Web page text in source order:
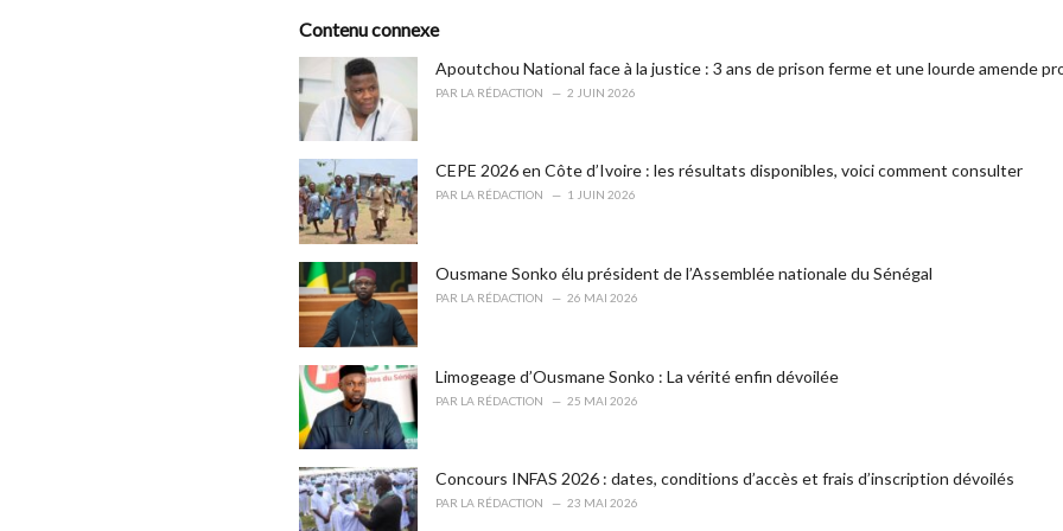
e
r
e
:
Contenu connexe
Apoutchou National face à la justice : 3 ans de prison ferme et une lourde amende
PAR LA RÉDACTION 2 JUIN 2026
CEPE 2026 en Côte d’Ivoire : les résultats disponibles, voici comment consulter
PAR LA RÉDACTION 1 JUIN 2026
Ousmane Sonko élu président de l’Assemblée nationale du Sénégal
PAR LA RÉDACTION 26 MAI 2026
Limogeage d’Ousmane Sonko : La vérité enfin dévoilée
PAR LA RÉDACTION 25 MAI 2026
Concours INFAS 2026 : dates, conditions d’accès et frais d’inscription dévoilés
PAR LA RÉDACTION 23 MAI 2026